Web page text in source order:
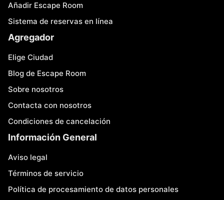
Añadir Escape Room
Sistema de reservas en línea
Agregador
Elige Ciudad
Blog de Escape Room
Sobre nosotros
Contacta con nosotros
Condiciones de cancelación
Información General
Aviso legal
Términos de servicio
Política de procesamiento de datos personales